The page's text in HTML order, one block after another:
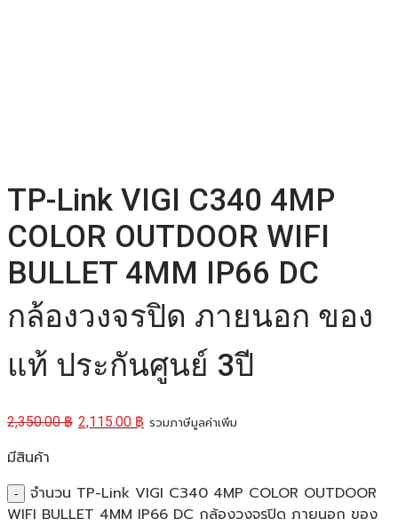
TP-Link VIGI C340 4MP
COLOR OUTDOOR WIFI
BULLET 4MM IP66 DC
กล้องวงจรปิด ภายนอก ของ
แท้ ประกันศูนย์ 3ปี
2,350.00฿ 2,115.00 ฿ รวมภาษีมูลค่าเพิ่ม
มีสินค้า
จำนวน TP-Link VIGI C340 4MP COLOR OUTDOOR
WIFI BULLET 4MM IP66 DC กล้องวงจรปิด ภายนอก ของ